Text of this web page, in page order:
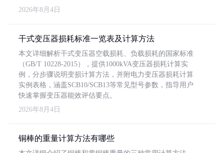
2026年8月4日
干式变压器损耗标准一览表及计算方法
本文详细解析干式变压器空载损耗、负载损耗的国家标准
（GB/T 10228-2015），提供1000kVA变压器损耗计算实
例，分步骤说明变损计算方法，并附电力变压器损耗计算
实例表格，涵盖SCB10/SCB13等常见型号参数，指导用户
快速掌握变压器能效评估要点。
2026年8月4日
铜棒的重量计算方法有哪些